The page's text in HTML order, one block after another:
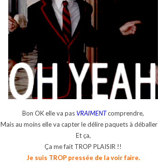
Bon OK elle va pas VRAIMENTcomprendre,
Mais au moins elle va capter le délire paquets à déballer
Et ça,
Ça me fait TROP PLAISIR !!
Je suis TROP pressée de la voir faire.